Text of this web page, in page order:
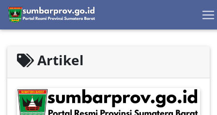
Artikel